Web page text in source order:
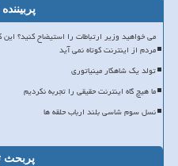
می خواهید وزیر ارتباطات را استیضاح کنید؟ این
مردم از اینترنت کوتاه نمی آید
تولد یک شاهکار مینیاتوری
ما هیچ گاه اینترنت حقیقی را تجربه نکردیم
نسل سوم شاسی بلند ارباب حلقه ها
پربحث